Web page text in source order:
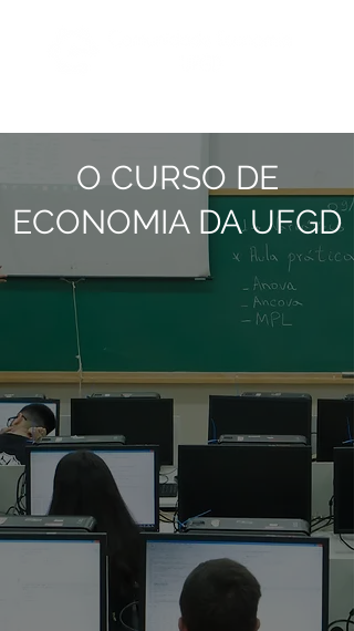
O CURSO DE
ECONOMIA DA UFGD